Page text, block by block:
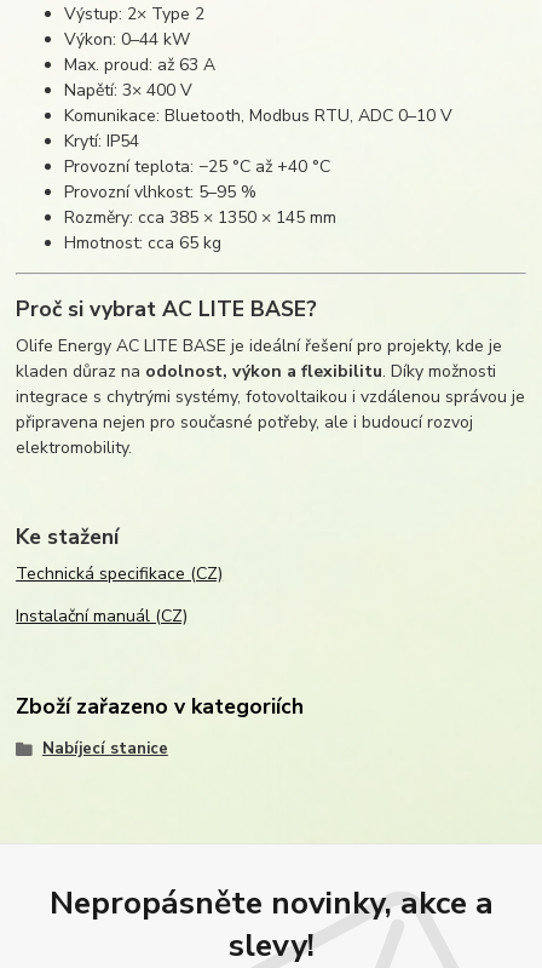
Výstup: 2× Type 2
Výkon: 0–44 kW
Max. proud: až 63 A
Napětí: 3× 400 V
Komunikace: Bluetooth, Modbus RTU, ADC 0–10 V
Krytí: IP54
Provozní teplota: −25 °C až +40 °C
Provozní vlhkost: 5–95 %
Rozměry: cca 385 × 1350 × 145 mm
Hmotnost: cca 65 kg
Proč si vybrat AC LITE BASE?
Olife Energy AC LITE BASE je ideální řešení pro projekty, kde je
kladen důraz na odolnost, výkon a flexibilitu. Díky možnosti
integrace s chytrými systémy, fotovoltaikou i vzdálenou správou je
připravena nejen pro současné potřeby, ale i budoucí rozvoj
elektromobility.
Ke stažení
Technická specifikace (CZ)
Instalační manuál (CZ)
Zboží zařazeno v kategoriích
Nabíjecí stanice
Nepropásněte novinky, akce a
slevy!